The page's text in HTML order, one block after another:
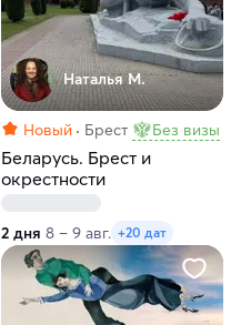
Наталья М.
Новый Брест Без визы
Беларусь. Брест и
окрестности
2 дня 8 – 9 авг. +20 дат